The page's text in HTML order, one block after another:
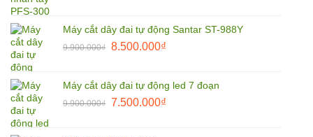
1.850.000₫.là:
1.800.000₫.
Máy cắt dây đai tự động Santar ST-988Y
9.900.000₫ Giá
9.900.000₫.
8.500.000₫Giá
là:
8.500.000₫.
Máy cắt dây đai tự động led 7 đoạn
9.900.000₫ Giá
7.500.000₫Giá